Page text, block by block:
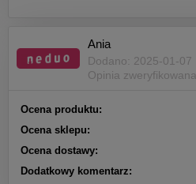
Ania
Dodano: 2025-01-07
Opinia zweryfikowana
Ocena produktu:
Ocena sklepu:
Ocena dostawy:
Dodatkowy komentarz: